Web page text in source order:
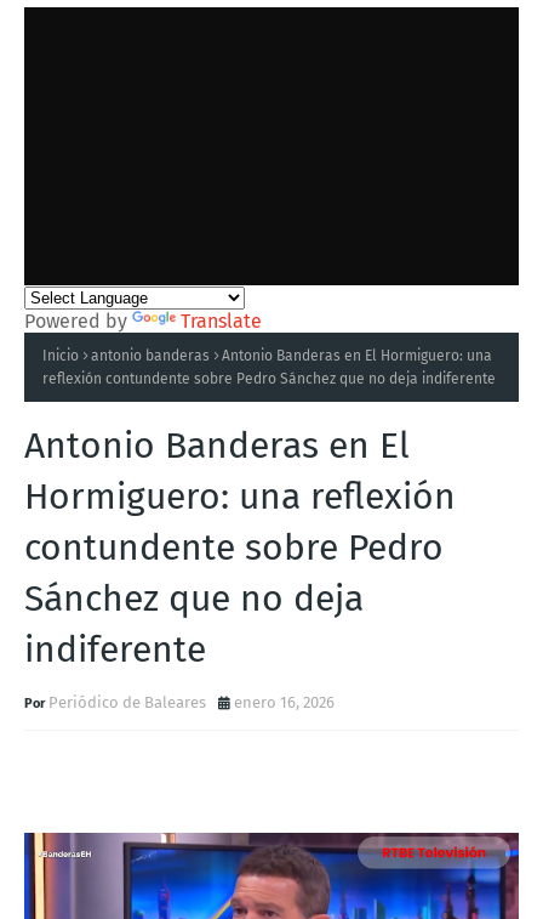
Powered by Translate
Inicio antonio banderas
Antonio Banderas en El Hormiguero: una
reflexión contundente sobre Pedro Sánchez que no deja indiferente
Antonio Banderas en El
Hormiguero: una reflexión
contundente sobre Pedro
Sánchez que no deja
indiferente
Periódico de Baleares enero 16, 2026